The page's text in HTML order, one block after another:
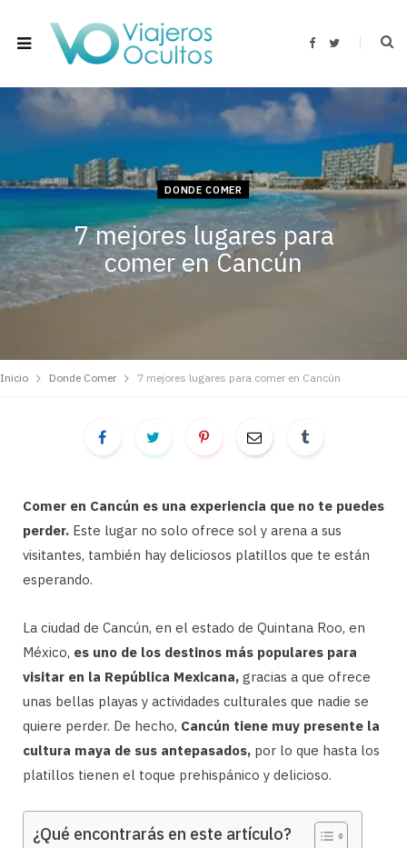
F
b
o
T
t
DONDE COMER
7 mejores lugares para
comer en Cancún
Inicio Donde Comer 7 mejores lugares para comer en Cancún
Comer en Cancún es una experiencia que no te puedes
perder. Este lugar no solo ofrece sol y arena a sus
visitantes, también hay deliciosos platillos que te están
esperando.
La ciudad de Cancún, en el estado de Quintana Roo, en
México, es uno de los destinos más populares para
visitar en la República Mexicana, gracias a que ofrece
unas bellas playas y actividades culturales que nadie se
quiere perder. De hecho, Cancún tiene muy presente la
cultura maya de sus antepasados, por lo que hasta los
platillos tienen el toque prehispánico y delicioso.
¿Qué encontrarás en este artículo?